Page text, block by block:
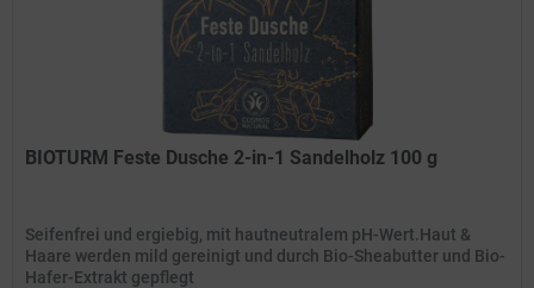
BIOTURM Feste Dusche 2-in-1 Sandelholz 100 g
Seifenfrei und ergiebig, mit hautneutralem pH-Wert.Haut &
Haare werden mild gereinigt und durch Bio-Sheabutter und Bio-
Hafer-Extrakt gepflegt